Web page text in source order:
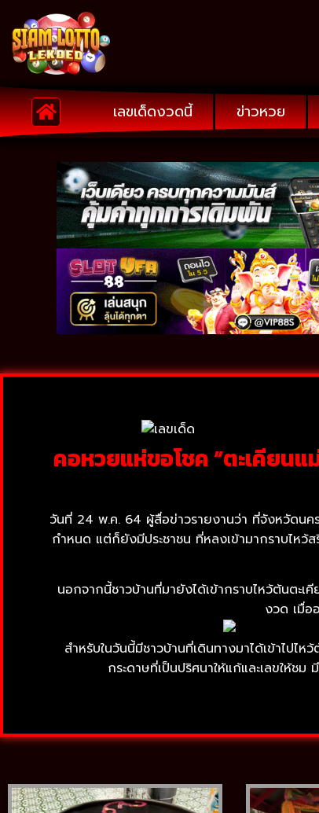
เลขเด็ดงวดนี้ ข่าวหวย
คอหวยแห่ขอโชค “ตะเคียน
วันที่ 24 พ.ค. 64 ผู้สื่อข่าวรายงานว่า ที่จังหวัดน
กำหนด แต่ก็ยังมีประชาชน ที่หลงเข้ามากราบไหว้
นอกจากนี้ชาวบ้านที่มายังได้เข้ากราบไหว้ต้นต
งวด เมื่
สำหรับในวันนี้มีชาวบ้านที่เดินทางมาได้เข้าไป
กระดาษที่เป็นปริศนาให้แก้และเลขให้